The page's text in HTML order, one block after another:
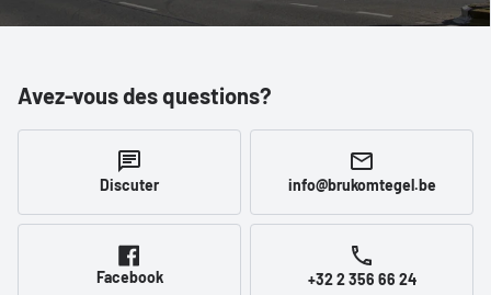
Avez-vous des questions?
Discuter info@brukomtegel.be
Facebook +32 2 356 66 24